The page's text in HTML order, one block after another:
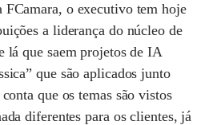
FCamara, o executivo tem hoje
a liderança do núcleo de
lá que saem projetos deIA
” que são aplicados junto
que os temas são vistos
diferentes para os clientes, já